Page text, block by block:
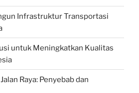
Infrastruktur Transportasi
untuk Meningkatkan Kualitas
Raya: Penyebab dan